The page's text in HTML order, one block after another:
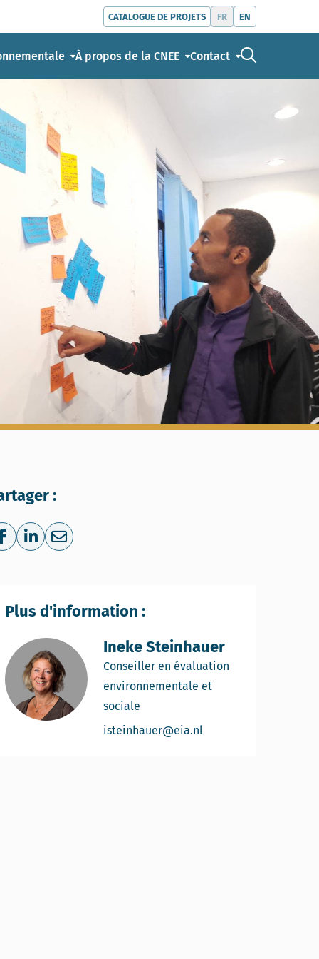
CATALOGUE DE PROJETS FR EN
À propos de la CNEE Contact
:
Share on Facebook
Share on LinkedIn
Share via e-mail
Ineke Steinhauer
Conseiller en évaluation
environnementale et
sociale
isteinhauer@eia.nl
Plus d'information :